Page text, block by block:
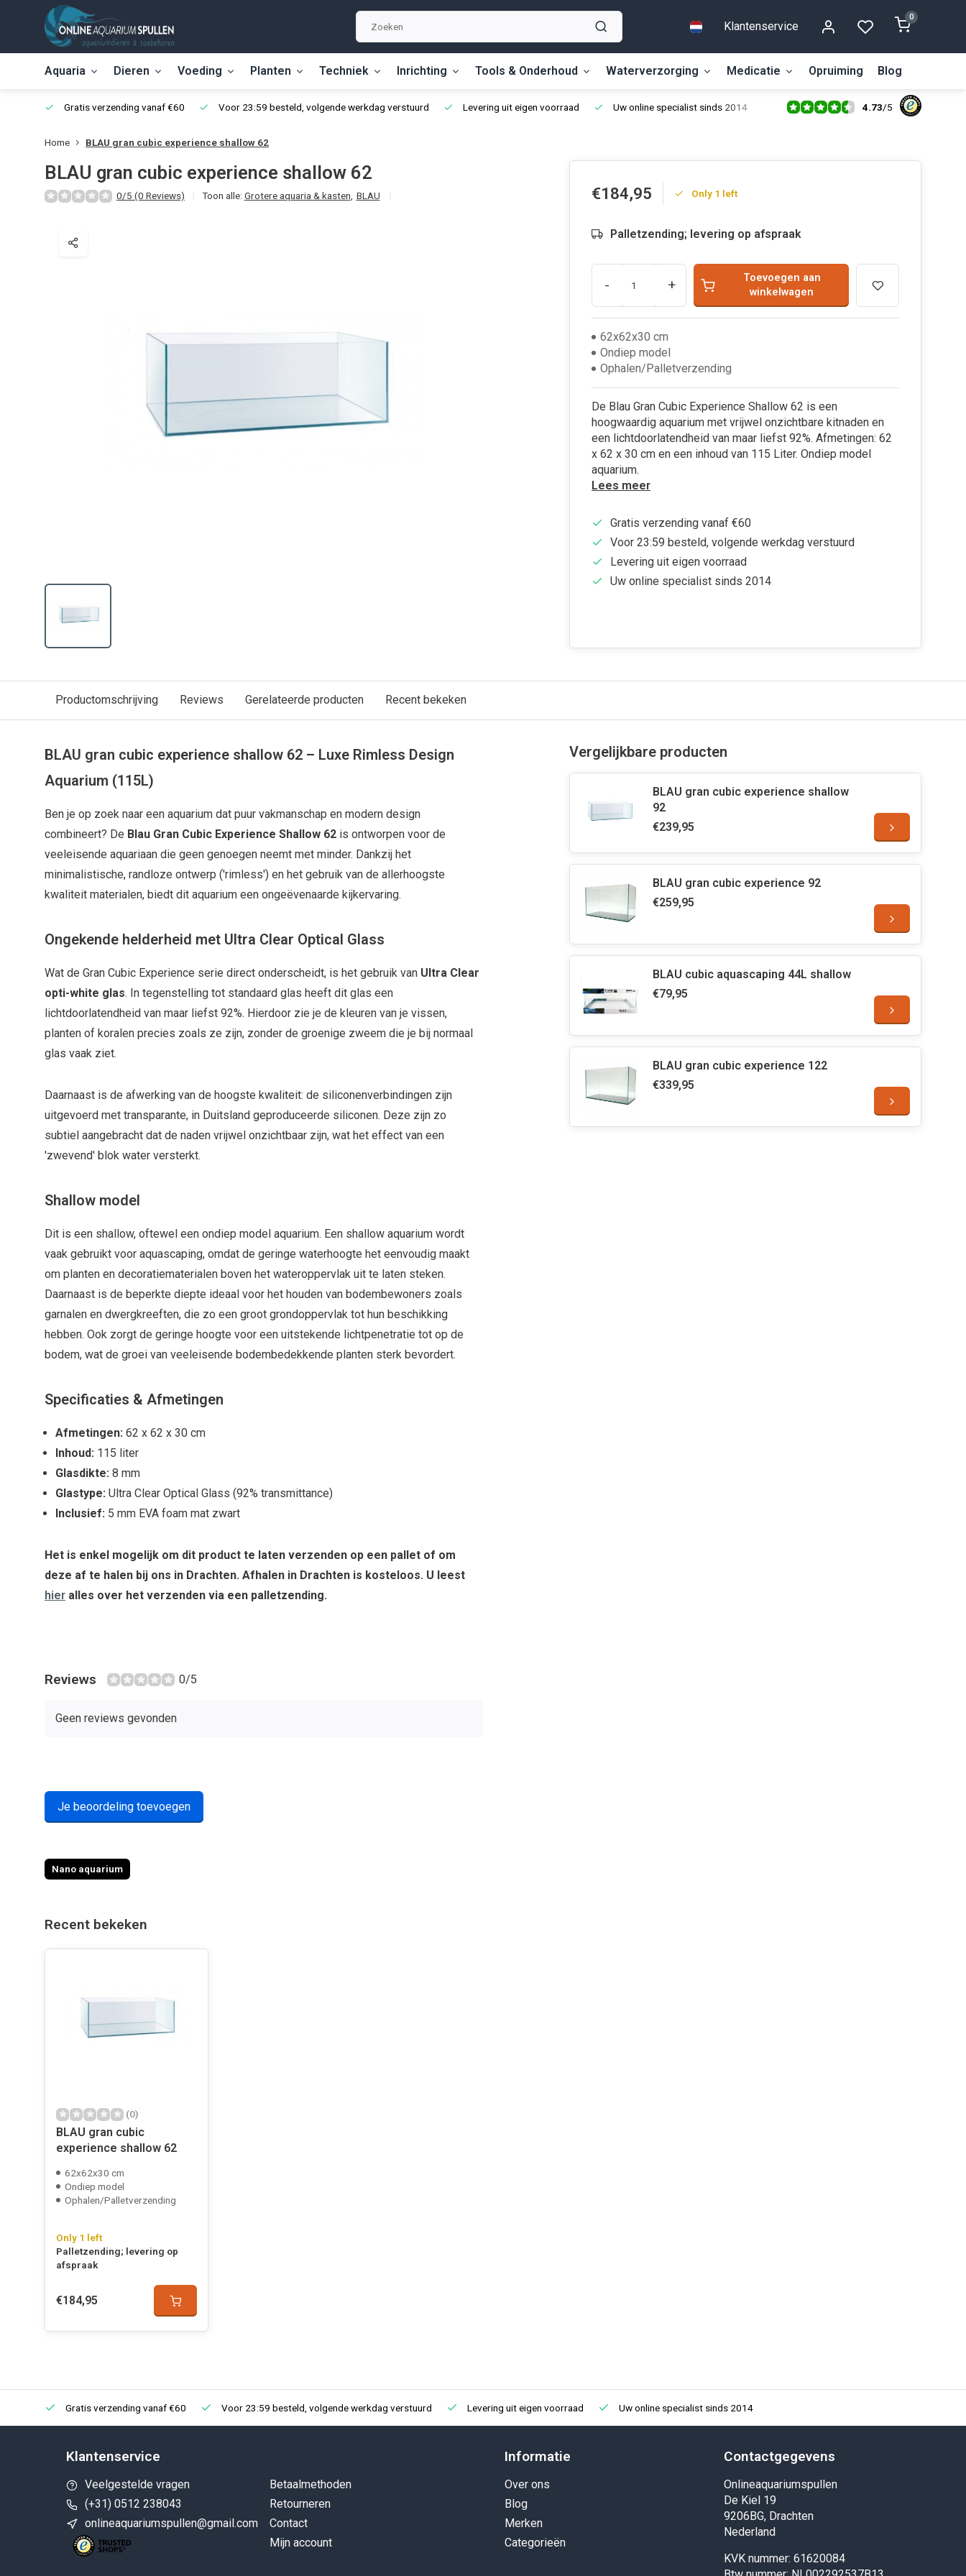
Klantenservice
0
Aquaria Dieren Voeding Planten Techniek Inrichting Tools & Onderhoud Waterverzorging Medicatie Opruiming Blog
Gratis verzending vanaf €60 Voor 23:59 besteld, volgende werkdag verstuurd Levering uit eigen voorraad Uw online specialist sinds 2014 4.73/5
Home BLAU gran cubic experience shallow 62
BLAU gran cubic experience shallow 62
0/5 (0 Reviews) Toon alle: Grotere aquaria & kasten BLAU €184,95 Only 1 left
Palletzending; levering op afspraak
- +
Toevoegen aan
winkelwagen
62x62x30 cm
Ondiep model
Ophalen/Palletverzending
De Blau Gran Cubic Experience Shallow 62 is een
hoogwaardig aquarium met vrijwel onzichtbare kitnaden en
een lichtdoorlatendheid van maar liefst 92%. Afmetingen: 62
x 62 x 30 cm en een inhoud van 115 Liter. Ondiep model
aquarium.
Lees meer
Gratis verzending vanaf €60
Voor 23:59 besteld, volgende werkdag verstuurd
Levering uit eigen voorraad
Uw online specialist sinds 2014
Productomschrijving Reviews Gerelateerde producten Recent bekeken
BLAU gran cubic experience shallow 62 – Luxe Rimless Design
Aquarium (115L)
Ben je op zoek naar een aquarium dat puur vakmanschap en modern design
combineert? De Blau Gran Cubic Experience Shallow 62 is ontworpen voor de
veeleisende aquariaan die geen genoegen neemt met minder. Dankzij het
minimalistische, randloze ontwerp ('rimless') en het gebruik van de allerhoogste
kwaliteit materialen, biedt dit aquarium een ongeëvenaarde kijkervaring.
Ongekende helderheid met Ultra Clear Optical Glass
Wat de Gran Cubic Experience serie direct onderscheidt, is het gebruik van Ultra Clear
opti-white glas. In tegenstelling tot standaard glas heeft dit glas een
lichtdoorlatendheid van maar liefst 92%. Hierdoor zie je de kleuren van je vissen,
planten of koralen precies zoals ze zijn, zonder de groenige zweem die je bij normaal
glas vaak ziet.
Daarnaast is de afwerking van de hoogste kwaliteit: de siliconenverbindingen zijn
uitgevoerd met transparante, in Duitsland geproduceerde siliconen. Deze zijn zo
subtiel aangebracht dat de naden vrijwel onzichtbaar zijn, wat het effect van een
'zwevend' blok water versterkt.
Shallow model
Dit is een shallow, oftewel een ondiep model aquarium. Een shallow aquarium wordt
vaak gebruikt voor aquascaping, omdat de geringe waterhoogte het eenvoudig maakt
om planten en decoratiematerialen boven het wateroppervlak uit te laten steken.
Daarnaast is de beperkte diepte ideaal voor het houden van bodembewoners zoals
garnalen en dwergkreeften, die zo een groot grondoppervlak tot hun beschikking
hebben. Ook zorgt de geringe hoogte voor een uitstekende lichtpenetratie tot op de
bodem, wat de groei van veeleisende bodembedekkende planten sterk bevordert.
Specificaties & Afmetingen
Afmetingen: 62 x 62 x 30 cm
Inhoud: 115 liter
Glasdikte: 8 mm
Glastype: Ultra Clear Optical Glass (92% transmittance)
Inclusief: 5 mm EVA foam mat zwart
Het is enkel mogelijk om dit product te laten verzenden op een pallet of om
deze af te halen bij ons in Drachten. Afhalen in Drachten is kosteloos. U leest
hier alles over het verzenden via een palletzending.
Reviews 0/5
Geen reviews gevonden
Je beoordeling toevoegen
Nano aquarium
Vergelijkbare producten
BLAU gran cubic experience shallow
92
€239,95
BLAU gran cubic experience 92
€259,95
BLAU cubic aquascaping 44L shallow
€79,95
BLAU gran cubic experience 122
€339,95
Recent bekeken
(0)
BLAU gran cubic
experience shallow 62
62x62x30 cm
Ondiep model
Ophalen/Palletverzending
Only 1 left
Palletzending; levering op
afspraak
€184,95
Gratis verzending vanaf €60 Voor 23:59 besteld, volgende werkdag verstuurd Levering uit eigen voorraad Uw online specialist sinds 2014
Klantenservice
Veelgestelde vragen
(+31) 0512 238043
onlineaquariumspullen@gmail.com
Betaalmethoden
Retourneren
Contact
Mijn account
Informatie
Over ons
Blog
Merken
Categorieën
Contactgegevens
Onlineaquariumspullen
De Kiel 19
9206BG, Drachten
Nederland
KVK nummer: 61620084